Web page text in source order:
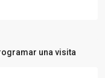
una visita